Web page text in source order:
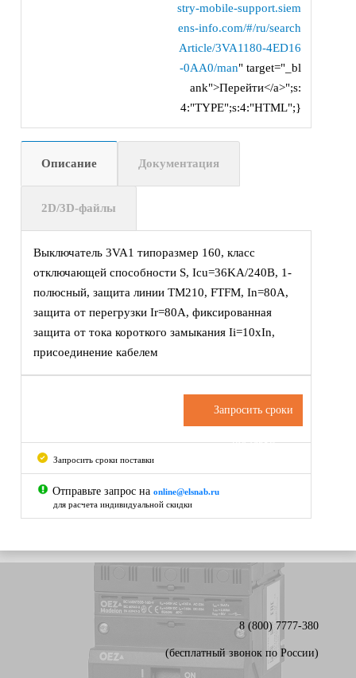
stry-mobile-support.siem
ens-info.com/#/ru/search
Article/3VA1180-4ED16
-0AA0/man" target="_bl
ank">Перейти</a>";s:
4:"TYPE";s:4:"HTML";}
Описание Документация
2D/3D-файлы
Выключатель 3VA1 типоразмер 160, класс
отключающей способности S, Icu=36KA/240В, 1-
полюсный, защита линии TM210, FTFM, In=80А,
защита от перегрузки Ir=80А, фиксированная
защита от тока короткого замыкания Ii=10xIn,
присоединение кабелем
Запросить сроки
поставки
Запросить сроки поставки
Отправьте запрос на online@elsnab.ru
для расчета индивидуальной скидки
8 (800) 7777-380
(бесплатный звонок по России)